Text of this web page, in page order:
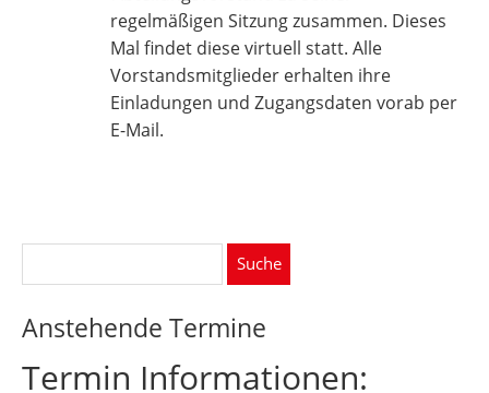
regelmäßigen Sitzung zusammen. Dieses
Mal findet diese virtuell statt. Alle
Vorstandsmitglieder erhalten ihre
Einladungen und Zugangsdaten vorab per
E-Mail.
Anstehende Termine
Termin Informationen: